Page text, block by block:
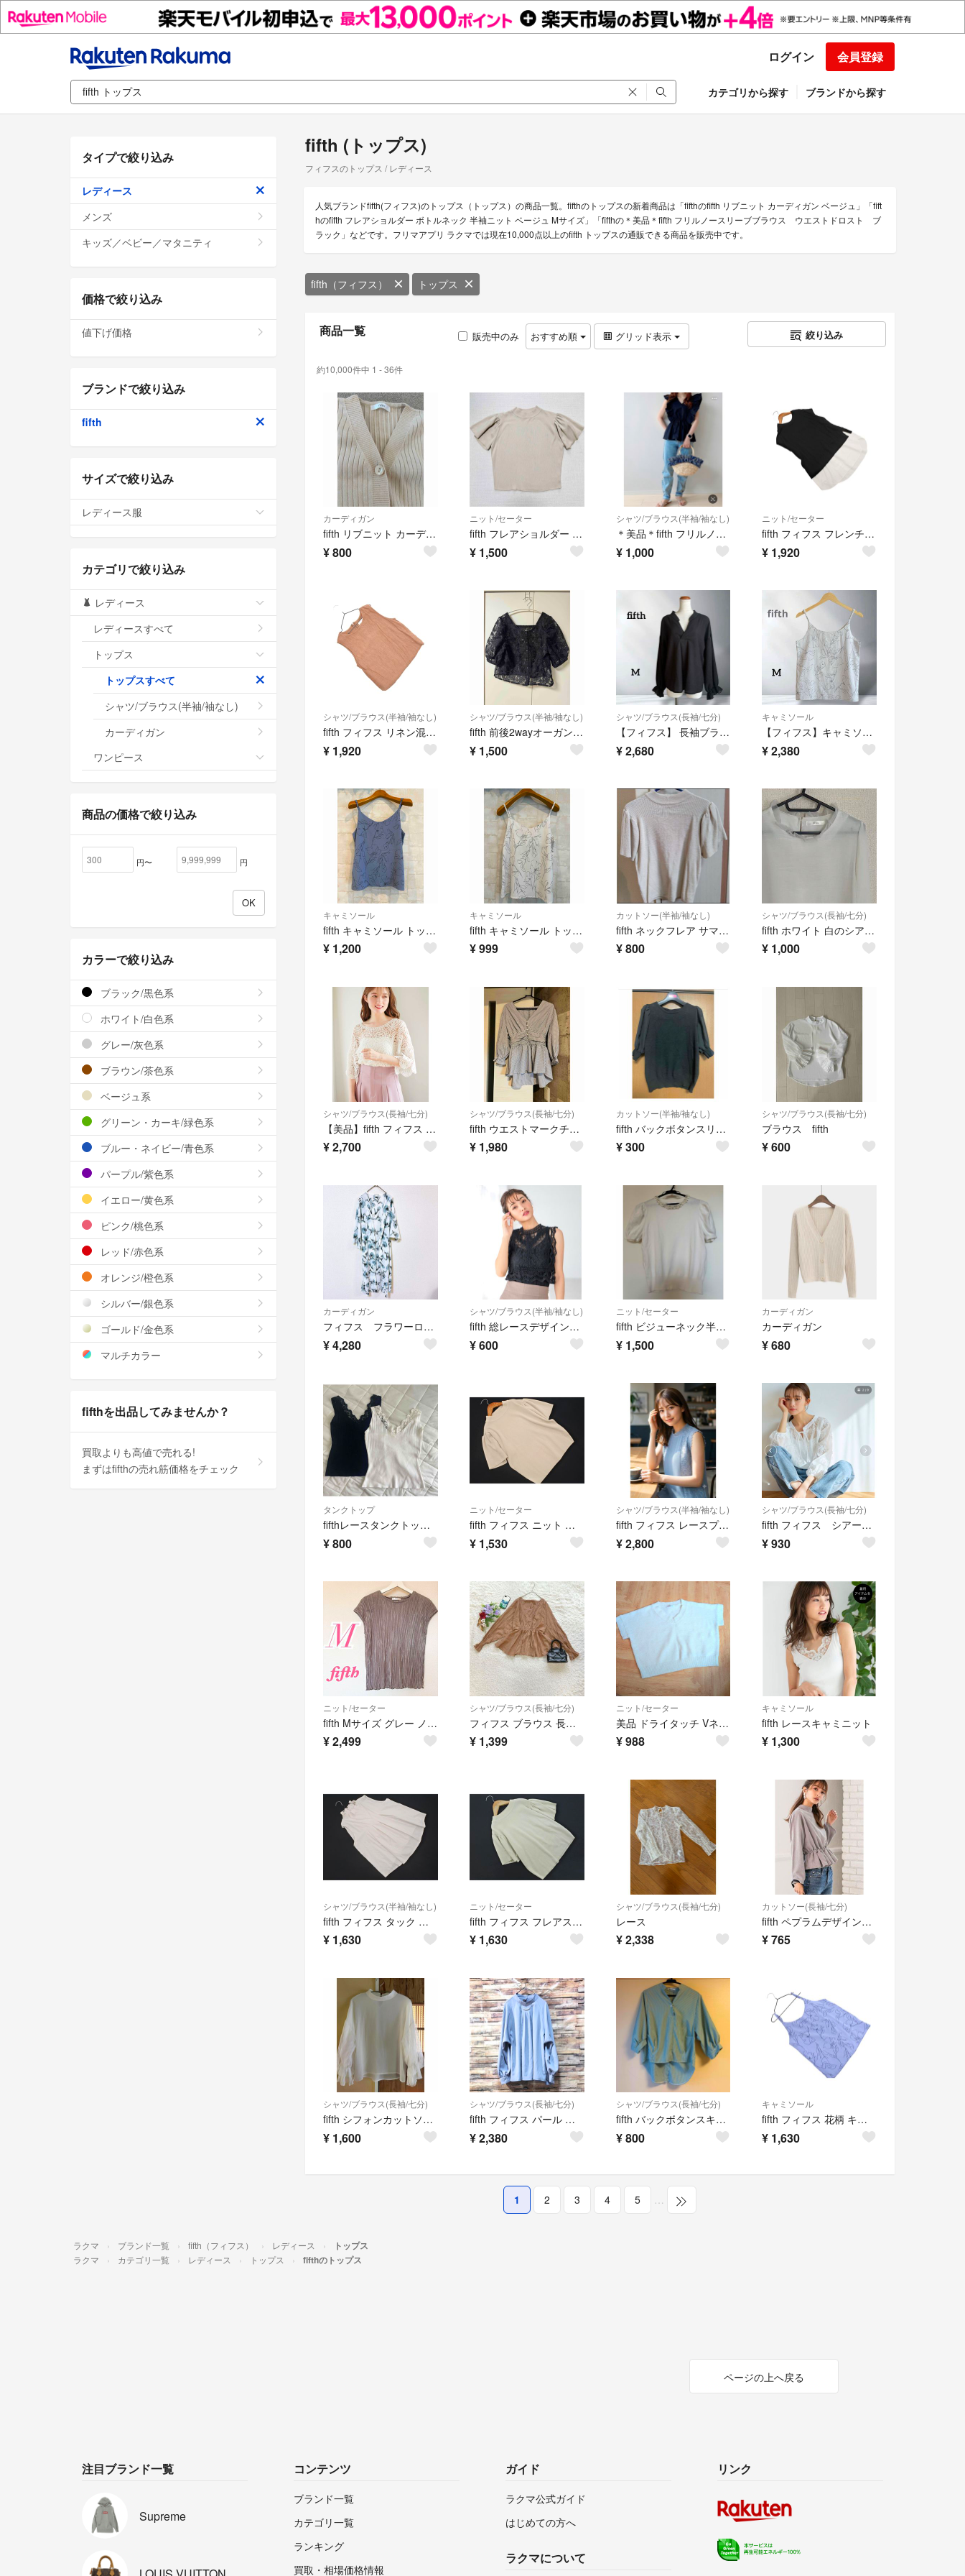
ログイン 会員登録
カテゴリから探す ブランドから探す
fifth (トップス)
フィフスのトップス / レディース
人気ブランドfifth(フィフス)のトップス（トップス）の商品一覧。fifthのトップスの新着商品は「fifthのfifth リブニット カーディガン ベージュ」「fift
hのfifth フレアショルダー ボトルネック 半袖ニット ベージュ Mサイズ」「fifthの＊美品＊fifth フリルノースリーブブラウス ウエストドロスト ブ
ラック」などです。フリマアプリ ラクマでは現在10,000点以上のfifth トップスの通販できる商品を販売中です。
fifth（フィフス） トップス
商品一覧 販売中のみ おすすめ順 グリッド表示 絞り込み
約10,000件中 1 - 36件
カーディガン
fifth リブニット カーディガン ベージュ
¥800
ニット/セーター
fifth フレアショルダー ボトルネック 半袖ニット ベージュ Mサイズ
¥ 1,500
シャツ/ブラウス(半袖/袖なし)
＊美品＊fifth フリルノースリーブブラウス ウエストドロスト ブラック
¥ 1,000
ニット/セーター
fifth フィフス フレンチスリーブ フェイクレイヤード バックリボン ニット セーター sizeM/黒 ■◆ レディース
¥ 1,920
シャツ/ブラウス(半袖/袖なし)
fifth フィフス リネン混 ノースリーブ シャツ sizeM/茶 ■◆ レディース
¥ 1,920
シャツ/ブラウス(半袖/袖なし)
fifth 前後2wayオーガンジーブラウス
¥ 1,500
シャツ/ブラウス(長袖/七分)
【フィフス】 長袖ブラウス 伸縮性あり フリル袖口 リボン ポリエステル 黒 M
¥2,680
キャミソール
【フィフス】キャミソール 花柄 ホワイト M ポリエステル レディース 薄手
¥2,380
キャミソール
fifth キャミソール トップス
¥ 1,200
キャミソール
fifth キャミソール トップス
¥999
カットソー(半袖/袖なし)
fifth ネックフレア サマーニット
¥800
シャツ/ブラウス(長袖/七分)
fifth ホワイト 白のシアーブラウス オーガンジー フリルネック
¥ 1,000
シャツ/ブラウス(長袖/七分)
【美品】fifth フィフス クロシェスカラップトップス
¥2,700
シャツ/ブラウス(長袖/七分)
fifth ウエストマークチュニック ストライプ ブルー
¥ 1,980
カットソー(半袖/袖なし)
fifth バックボタンスリーブニット
¥300
シャツ/ブラウス(長袖/七分)
ブラウス fifth
¥600
カーディガン
フィフス フラワーロングカーディガン レディースM 白色 花柄 ポリエステル
¥4,280
シャツ/ブラウス(半袖/袖なし)
fifth 総レースデザインコンパクトトップス ブラック M
¥600
ニット/セーター
fifth ビジューネック半袖ニット
¥ 1,500
カーディガン
カーディガン
¥680
タンクトップ
fifthレースタンクトップ 2枚セット
¥800
ニット/セーター
fifth フィフス ニット セーター ベージュ ■◆ レディース
¥ 1,530
シャツ/ブラウス(半袖/袖なし)
fifth フィフス レースプリーツノースリーブブラウス M相当 ブルー 上品
¥2,800
シャツ/ブラウス(長袖/七分)
fifth フィフス シアー ブラウス シャツ フラワー 刺繍 白
¥930
ニット/セーター
fifth Mサイズ グレー ノースリーブトップス 大人コーデ フレンチスリーブ
¥2,499
シャツ/ブラウス(長袖/七分)
フィフス ブラウス 長袖 ペプラム F コットン混 ギャザー 大人可愛い 春秋
¥ 1,399
ニット/セーター
美品 ドライタッチ Vネックショート丈ニット fifth フリー
¥988
キャミソール
fifth レースキャミニット
¥ 1,300
シャツ/ブラウス(半袖/袖なし)
fifth フィフス タック ノースリーブ ブラウス シャツ sizeLL/オフホワイト ■◆ レディース
¥ 1,630
ニット/セーター
fifth フィフス フレアスリーブ サマー ニット セーター sizeM/ベージュ ■◆ レディース
¥ 1,630
シャツ/ブラウス(長袖/七分)
レース
¥2,338
カットソー(長袖/七分)
fifth ペプラムデザイントップス グレー系 M 長袖
¥765
シャツ/ブラウス(長袖/七分)
fifth シフォンカットソー ブラウス ボリューム袖 シアー
¥ 1,600
シャツ/ブラウス(長袖/七分)
fifth フィフス パール ギャザーブラウス 長袖 M
¥2,380
シャツ/ブラウス(長袖/七分)
fifth バックボタンスキッパーシャツ Mサイズ
¥800
キャミソール
fifth フィフス 花柄 キャミソール 青 ■◆ レディース
¥ 1,630
1 2 3 4 5 …
タイプで絞り込み
レディース
メンズ
キッズ／ベビー／マタニティ
価格で絞り込み
値下げ価格
ブランドで絞り込み
fifth
サイズで絞り込み
レディース服
カテゴリで絞り込み
レディース
レディースすべて
トップス
トップスすべて
シャツ/ブラウス(半袖/袖なし)
カーディガン
ワンピース
商品の価格で絞り込み
円〜 円
カラーで絞り込み
ブラック/黒色系
ホワイト/白色系
グレー/灰色系
ブラウン/茶色系
ベージュ系
グリーン・カーキ/緑色系
ブルー・ネイビー/青色系
パープル/紫色系
イエロー/黄色系
ピンク/桃色系
レッド/赤色系
オレンジ/橙色系
シルバー/銀色系
ゴールド/金色系
マルチカラー
fifthを出品してみませんか？
買取よりも高値で売れる!
まずはfifthの売れ筋価格をチェック
ラクマ ブランド一覧 fifth（フィフス） レディース トップス
ラクマ カテゴリ一覧 レディース トップス fifthのトップス
ページの上へ戻る
注目ブランド一覧
Supreme
コンテンツ
ブランド一覧
カテゴリ一覧
ランキング
買取・相場価格情報
ガイド
ラクマ公式ガイド
はじめての方へ
ラクマについて
リンク